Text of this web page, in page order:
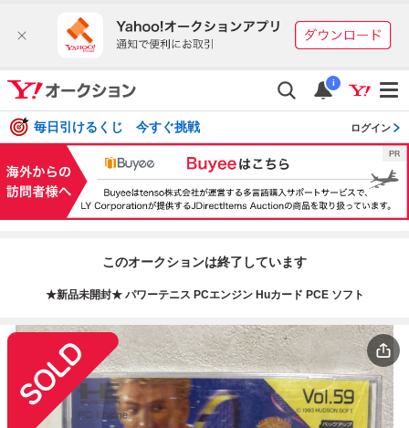
i
毎日引けるくじ 今すぐ挑戦 ログイン
このオークションは終了しています
★新品未開封★ パワーテニス PCエンジン Huカード PCE ソフト